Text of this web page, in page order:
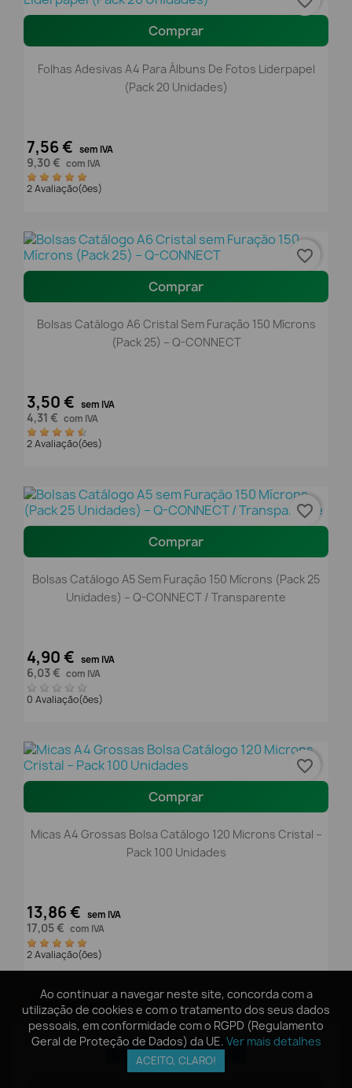
Ao continuar a navegar neste site, concorda com a
utilização de cookies e com o tratamento dos seus dados
pessoais, em conformidade com o RGPD (Regulamento
Geral de Proteção de Dados) da UE. Ver mais detalhes
ACEITO, CLARO!
Comprar
Folhas Adesivas A4 Para Álbuns De Fotos Liderpapel
(Pack 20 Unidades)
7,56 € sem IVA
9,30 € com IVA
2 Avaliação(ões)
Comprar
Bolsas Catálogo A6 Cristal Sem Furação 150 Mícrons
(Pack 25) – Q-CONNECT
3,50 € sem IVA
4,31 € com IVA
2 Avaliação(ões)
favorite_border
Comprar
Bolsas Catálogo A5 Sem Furação 150 Mícrons (Pack 25
Unidades) – Q-CONNECT / Transparente
4,90 € sem IVA
6,03 € com IVA
0 Avaliação(ões)
favorite_border
Comprar
Micas A4 Grossas Bolsa Catálogo 120 Microns Cristal –
Pack 100 Unidades
13,86 € sem IVA
17,05 € com IVA
2 Avaliação(ões)
favorite_border
Avaliações(0)
Escrever uma avaliação
Ao continuar a navegar neste site, concorda com a
utilização de cookies e com o tratamento dos seus dados
pessoais, em conformidade com o RGPD (Regulamento
Geral de Proteção de Dados) da UE. Ver mais detalhes
ACEITO, CLARO!